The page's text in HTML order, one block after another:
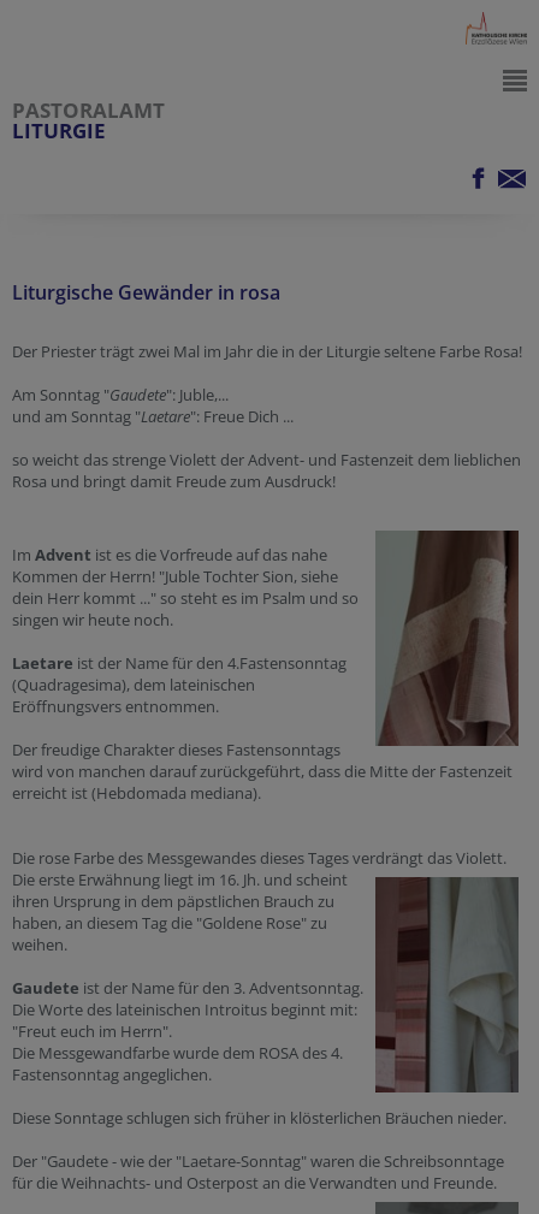
PASTORALAMT
LITURGIE
Liturgische Gewänder in rosa
Der Priester trägt zwei Mal im Jahr die in der Liturgie seltene Farbe Rosa!
Am Sonntag "Gaudete": Juble,...
und am Sonntag "Laetare": Freue Dich ...
so weicht das strenge Violett der Advent- und Fastenzeit dem lieblichen
Rosa und bringt damit Freude zum Ausdruck!
Im Advent ist es die Vorfreude auf das nahe
Kommen der Herrn! "Juble Tochter Sion, siehe
dein Herr kommt ..." so steht es im Psalm und so
singen wir heute noch.
Laetare ist der Name für den 4.Fastensonntag
(Quadragesima), dem lateinischen
Eröffnungsvers entnommen.
Der freudige Charakter dieses Fastensonntags
wird von manchen darauf zurückgeführt, dass die Mitte der Fastenzeit
erreicht ist (Hebdomada mediana).
Die rose Farbe des Messgewandes dieses Tages verdrängt dasViolett.
Die erste Erwähnung liegt im 16. Jh. und scheint
ihren Ursprung in dem päpstlichen Brauch zu
haben, an diesem Tag die "Goldene Rose" zu
weihen.
Gaudete ist der Name für den 3. Adventsonntag.
Die Worte des lateinischen Introitus beginnt mit:
"Freut euch im Herrn".
Die Messgewandfarbe wurde dem ROSA des 4.
Fastensonntag angeglichen.
Diese Sonntage schlugen sich früher in klösterlichen Bräuchen nieder.
Der "Gaudete - wie der "Laetare-Sonntag" waren die Schreibsonntage
für die Weihnachts- und Osterpost an die Verwandten und Freunde.